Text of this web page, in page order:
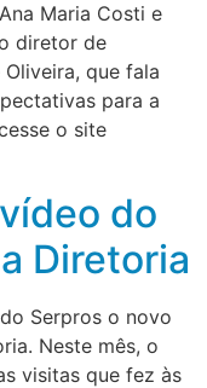
Maria Costi e
diretor de
que fala
para a
o site
do
Diretoria
Serpros o novo
Neste mês, o
visitas que fez às